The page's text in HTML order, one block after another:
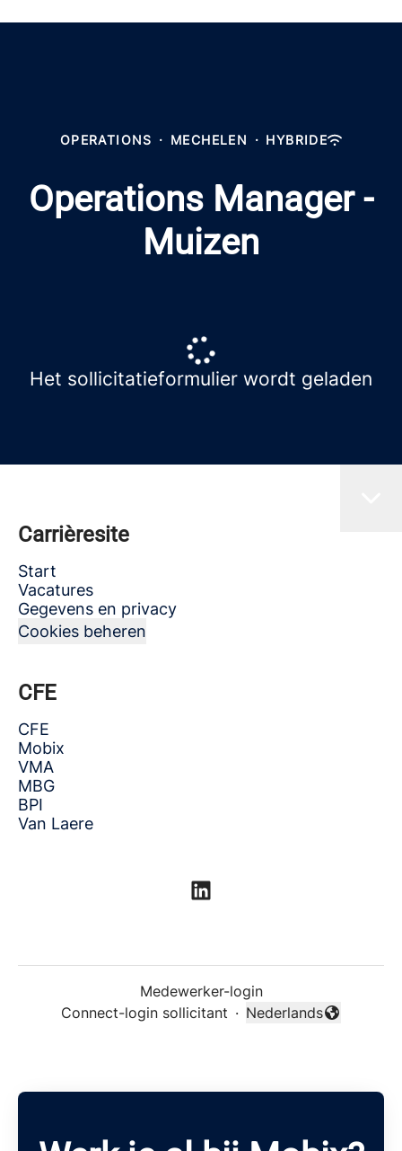
OPERATIONS · MECHELEN · HYBRIDE
Operations Manager -
Muizen
Het sollicitatieformulier wordt geladen
Carrièresite
Start
Vacatures
Gegevens en privacy
Cookies beheren
CFE
CFE
Mobix
VMA
MBG
BPI
Van Laere
Medewerker-login
Connect-login sollicitant ·
Taal wijzigen
Nederlands